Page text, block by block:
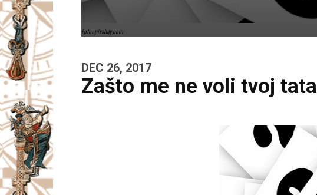
Foto: pixabay.com
DEC 26, 2017
Zašto me ne voli tvoj tata